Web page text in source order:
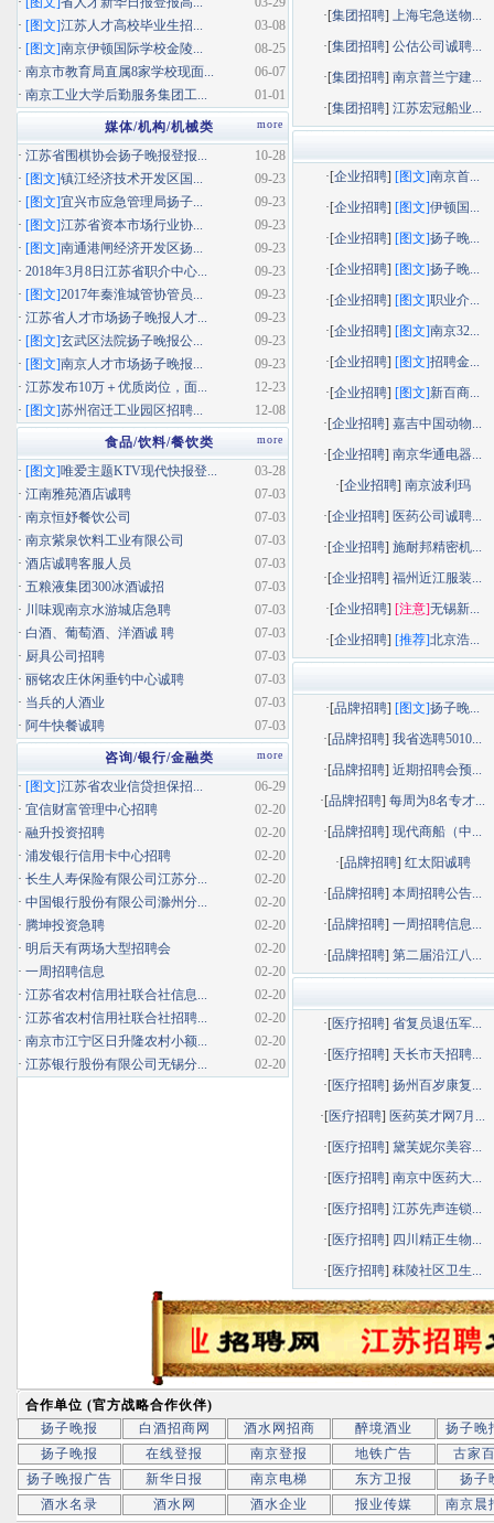
·[集团招聘]上海宅急送物...
·[集团招聘]公估公司诚聘...
·[集团招聘]南京普兰宁建...
·[集团招聘]江苏宏冠船业...
·[企业招聘] [图文]南京首...
·[企业招聘] [图文]伊顿国...
·[企业招聘] [图文]扬子晚...
·[企业招聘] [图文]扬子晚...
·[企业招聘] [图文]职业介...
·[企业招聘] [图文]南京32...
·[企业招聘] [图文]招聘金...
·[企业招聘] [图文]新百商...
·[企业招聘]嘉吉中国动物...
·[企业招聘]南京华通电器...
·[企业招聘] 南京波利玛
·[企业招聘] 医药公司诚聘...
·[企业招聘]施耐邦精密机...
·[企业招聘]福州近江服装...
·[企业招聘] [注意]无锡新...
·[企业招聘] [推荐]北京浩...
·[品牌招聘] [图文]扬子晚...
·[品牌招聘]我省选聘5010...
·[品牌招聘]近期招聘会预...
·[品牌招聘]每周为8名专才...
·[品牌招聘]现代商船（中...
·[品牌招聘] 红太阳诚聘
·[品牌招聘]本周招聘公告...
·[品牌招聘]一周招聘信息...
·[品牌招聘]第二届沿江八...
·[医疗招聘]省复员退伍军...
·[医疗招聘] 天长市天招聘...
·[医疗招聘]扬州百岁康复...
·[医疗招聘] 医药英才网7月...
·[医疗招聘]黛芙妮尔美容...
·[医疗招聘]南京中医药大...
·[医疗招聘]江苏先声连锁...
·[医疗招聘] 四川精正生物...
·[医疗招聘]秣陵社区卫生...
03-08
· [图文]江苏人才高校毕业生招...
08-25
· [图文]南京伊顿国际学校金陵...
06-07
· 南京市教育局直属8家学校现面...
01-01
· 南京工业大学后勤服务集团工...
more
媒体/机构/机械类
10-28
· 江苏省围棋协会扬子晚报登报...
09-23
· [图文]镇江经济技术开发区国...
09-23
· [图文]宜兴市应急管理局扬子...
09-23
· [图文]江苏省资本市场行业协...
09-23
· [图文]南通港闸经济开发区扬...
09-23
· 2018年3月8日江苏省职介中心...
09-23
· [图文]2017年秦淮城管协管员...
09-23
· 江苏省人才市场扬子晚报人才...
09-23
· [图文]玄武区法院扬子晚报公...
09-23
· [图文]南京人才市场扬子晚报...
12-23
· 江苏发布10万＋优质岗位，面...
12-08
· [图文]苏州宿迁工业园区招聘...
more
食品/饮料/餐饮类
03-28
· [图文]唯爱主题KTV现代快报登...
07-03
· 江南雅苑酒店诚聘
07-03
· 南京恒妤餐饮公司
07-03
· 南京紫泉饮料工业有限公司
07-03
· 酒店诚聘客服人员
07-03
· 五粮液集团300冰酒诚招
07-03
· 川味观南京水游城店急聘
07-03
· 白酒、葡萄酒、洋酒诚 聘
07-03
· 厨具公司招聘
07-03
· 丽铭农庄休闲垂钓中心诚聘
07-03
· 当兵的人酒业
07-03
· 阿牛快餐诚聘
more
咨询/银行/金融类
06-29
· [图文]江苏省农业信贷担保招...
02-20
· 宜信财富管理中心招聘
02-20
· 融升投资招聘
02-20
· 浦发银行信用卡中心招聘
02-20
· 长生人寿保险有限公司江苏分...
02-20
· 中国银行股份有限公司滁州分...
02-20
· 腾坤投资急聘
02-20
· 明后天有两场大型招聘会
02-20
· 一周招聘信息
02-20
· 江苏省农村信用社联合社信息...
02-20
· 江苏省农村信用社联合社招聘...
02-20
· 南京市江宁区日升隆农村小额...
02-20
· 江苏银行股份有限公司无锡分...
合作单位 (官方战略合作伙伴)
扬子晚报
白酒招商网 酒水网招商 醉境酒业
扬子晚
扬子晚报
在线登报 南京登报 地铁广告
古家
扬子晚报广告
新华日报 南京电梯 东方卫报
扬子
酒水名录
酒水网 酒水企业 报业传媒 南京晨